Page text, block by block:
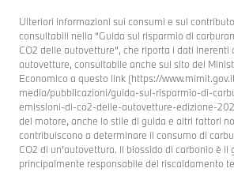
Ulteriori informazioni sui consumi e sul
consultabili nella “Guida sul risparmio di
CO2 delle autovetture”, che riporta i dati
autovetture, consultabile anche sul sito del
Economico a questo link (https://
media/pubblicazioni/guida-sul-risparmio-di-
emissioni-di-co2-delle-autovetture-edizione-
del motore, anche lo stile di guida e altri fattori
contribuiscono a determinare il consumo di
CO2 di un'autovettura. Il biossido di carbonio è il
principalmente responsabile del riscaldamento